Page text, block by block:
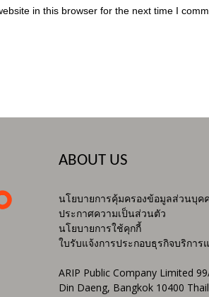
in this browser for the next time I
ABOUT US
นโยบายการคุ้มครองข้อมูลส่วนบุค
ประกาศความเป็นส่วนตัว
นโยบายการใช้คุกกี้
ใบรับแจ้งการประกอบธุรกิจบริกา
ARIP Public Company Limited
Din Daeng, Bangkok 10400